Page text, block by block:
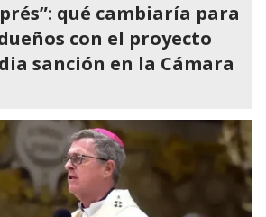
qué cambiaría para
con el proyecto
sanción en la Cámara